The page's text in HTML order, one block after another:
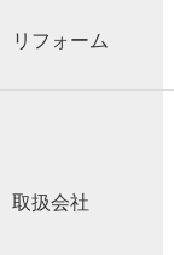
リフォーム
取扱会社